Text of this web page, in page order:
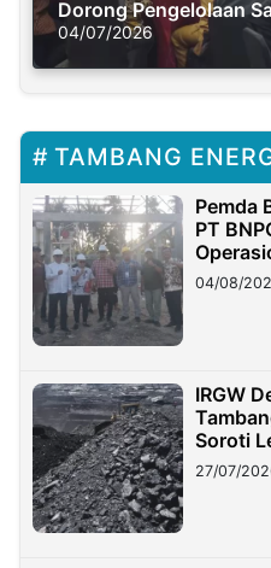
Dorong Pengelolaan
Solusi Krisis Iklim
04/07/2026
TAMBANG
Pemda
PT
04/08/
IRGW
Soroti
27/07/